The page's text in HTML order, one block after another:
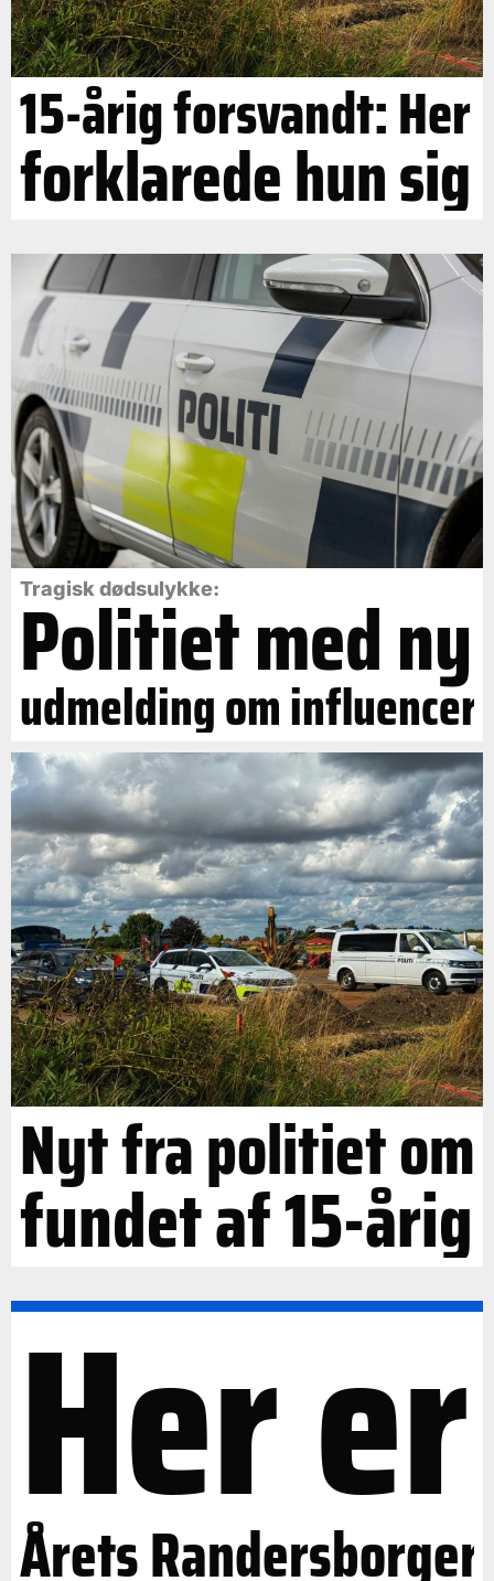
15-årig forsvandt: Her
forklarede hun sig
Tragisk dødsulykke:
Politiet med ny
udmelding om influencer
Nyt fra politiet om
fundet af 15-årig
Her er
Årets Randersborger